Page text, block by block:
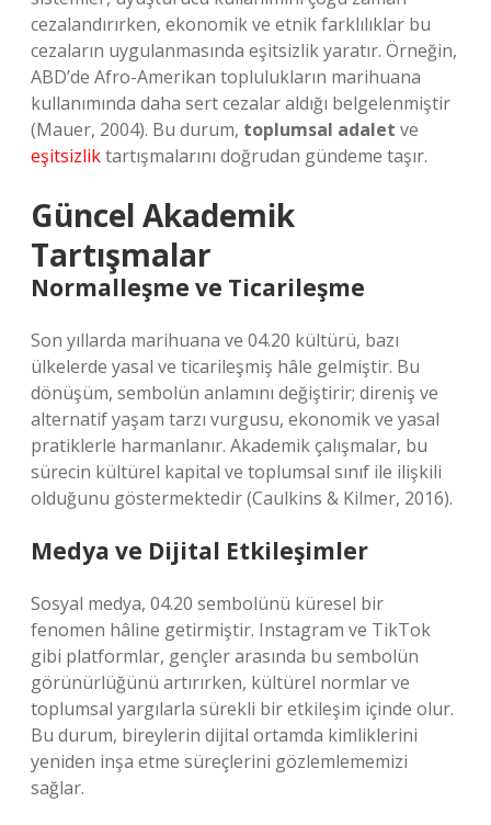
cezalandırırken, ekonomik ve etnik farklılıklar bu
cezaların uygulanmasında eşitsizlik yaratır. Örneğin,
ABD’de Afro-Amerikan toplulukların marihuana
kullanımında daha sert cezalar aldığı belgelenmiştir
(Mauer, 2004). Bu durum, toplumsal adalet ve
eşitsizliktartışmalarını doğrudan gündeme taşır.
Güncel Akademik
Tartışmalar
Normalleşme ve Ticarileşme
Son yıllarda marihuana ve 04.20 kültürü, bazı
ülkelerde yasal ve ticarileşmiş hâle gelmiştir. Bu
dönüşüm, sembolün anlamını değiştirir; direniş ve
alternatif yaşam tarzı vurgusu, ekonomik ve yasal
pratiklerle harmanlanır. Akademik çalışmalar, bu
sürecin kültürel kapital ve toplumsal sınıf ile ilişkili
olduğunu göstermektedir (Caulkins & Kilmer, 2016).
Medya ve Dijital Etkileşimler
Sosyal medya, 04.20 sembolünü küresel bir
fenomen hâline getirmiştir. Instagram ve TikTok
gibi platformlar, gençler arasında bu sembolün
görünürlüğünü artırırken, kültürel normlar ve
toplumsal yargılarla sürekli bir etkileşim içinde olur.
Bu durum, bireylerin dijital ortamda kimliklerini
yeniden inşa etme süreçlerini gözlemlememizi
sağlar.